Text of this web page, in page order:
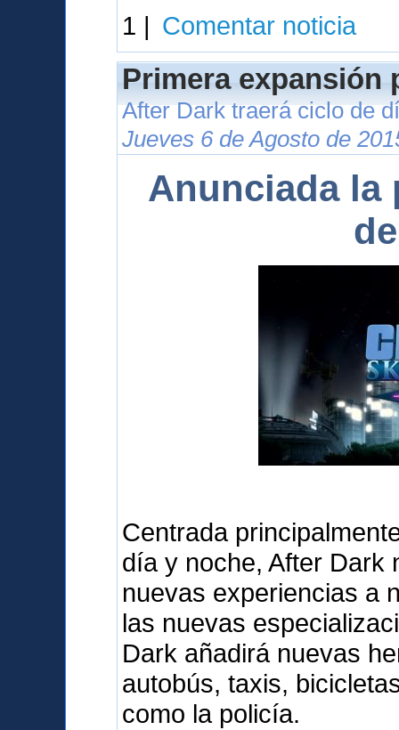
1 | Comentar noticia
Primera expansión
After Dark traerá ciclo de
Jueves 6 de Agosto de
Anunciada la
Centrada
día y noche, After Dark
nuevas experiencias a
las nuevas
Dark añadirá nuevas
autobús, taxis,
como la policía.